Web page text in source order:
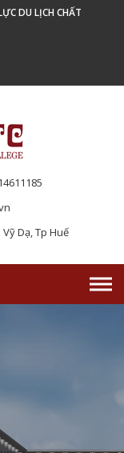
DU LỊCH CHẤT
Dạ, Tp Huế